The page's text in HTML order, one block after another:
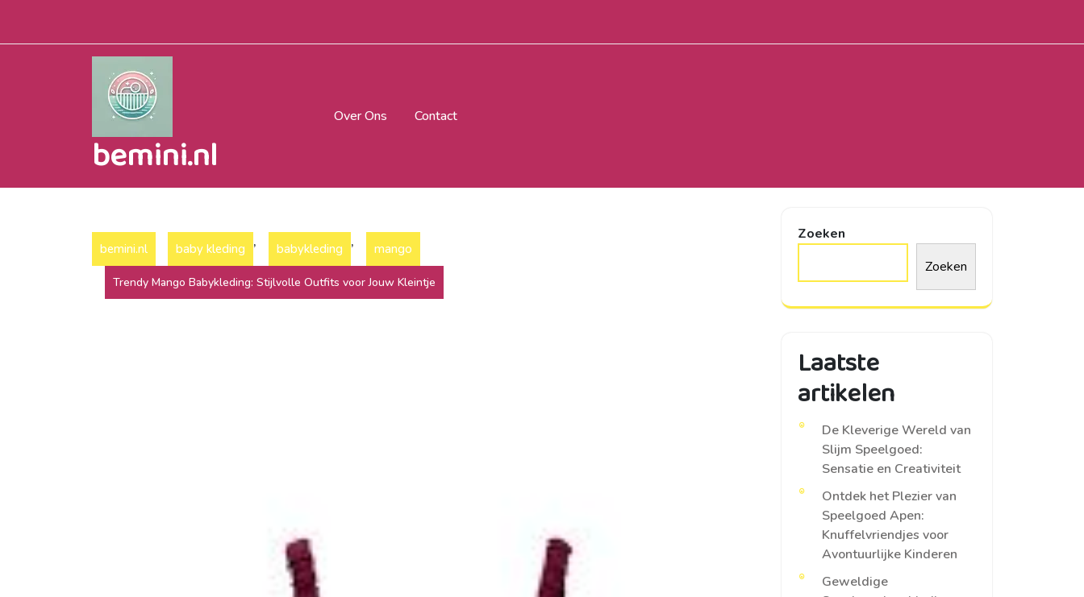
inhoud
bemini.nl
Over Ons Contact
bemini.nl baby kleding , babykleding , mango
Trendy Mango Babykleding: Stijlvolle Outfits voor Jouw Kleintje
Zoeken
Zoeken
Laatste
artikelen
De Kleverige Wereld van
Slijm Speelgoed:
Sensatie en Creativiteit
Ontdek het Plezier van
Speelgoed Apen:
Knuffelvriendjes voor
Avontuurlijke Kinderen
Geweldige